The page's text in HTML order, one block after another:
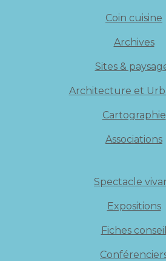
Coin cuisine
Archives
Sites &
Architecture et
Cartographie
Associations
Spectacle
Expositions
Fiches conseil